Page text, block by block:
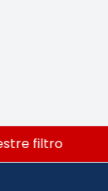
filtro